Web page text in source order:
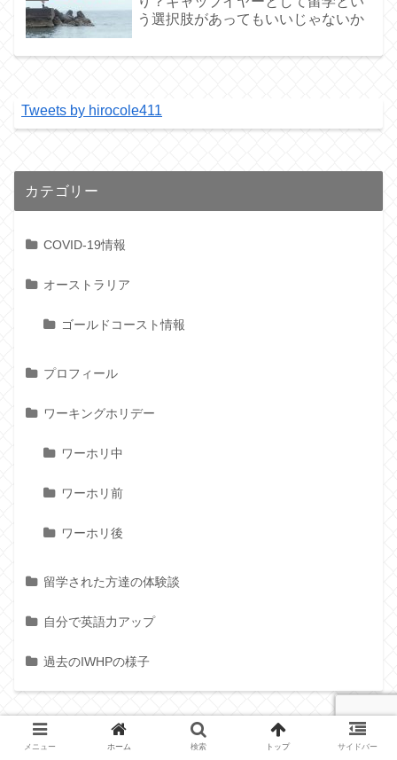
う選択肢があってもいいじゃないか
Tweets by hirocole411
カテゴリー
COVID-19情報
オーストラリア
ゴールドコースト情報
プロフィール
ワーキングホリデー
ワーホリ中
ワーホリ前
ワーホリ後
留学された方達の体験談
自分で英語力アップ
過去のIWHPの様子
タグ
メニュー ホーム 検索 トップ サイドバー